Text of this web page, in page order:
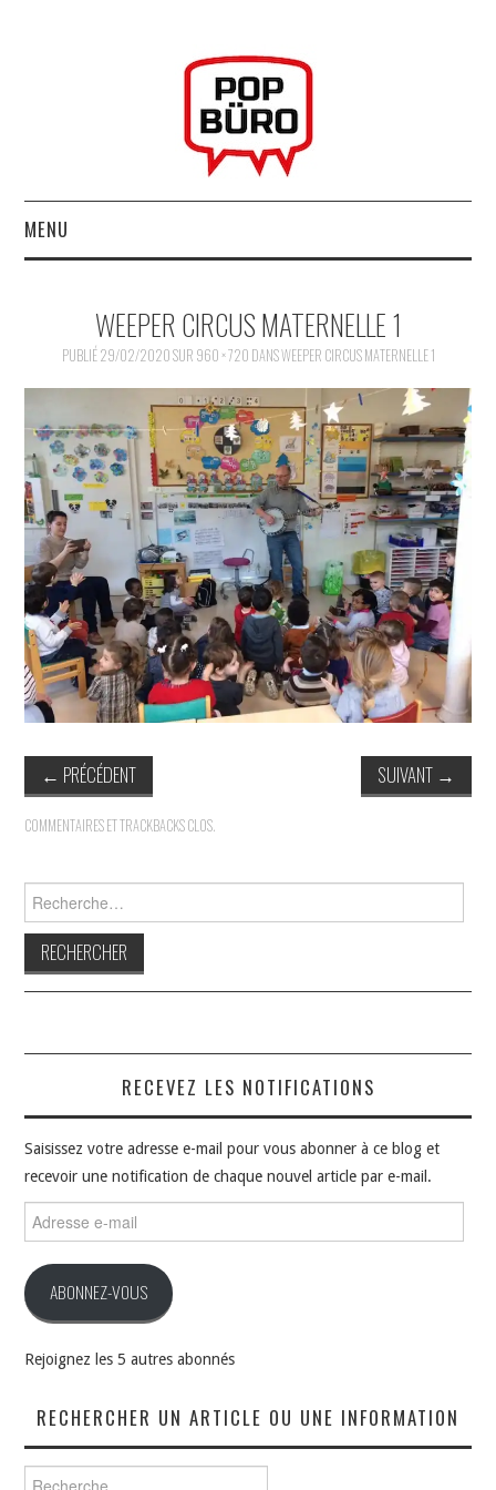
MENU
MUSIQUESACTUELLES.NET
GABBA GABBA HEY !
LES LABELS
INDÉPENDANTS
DOKO
WEEPER CIRCUS MATERNELLE 1
PUBLIÉ29/02/2020SUR 960 × 720 DANSWEEPER CIRCUS MATERNELLE 1
← PRÉCÉDENT SUIVANT →
COMMENTAIRES ET TRACKBACKS CLOS.
RECEVEZ LES NOTIFICATIONS
Saisissez votre adresse e-mail pour vous abonner à ce blog et
recevoir une notification de chaque nouvel article par e-mail.
e-
ABONNEZ-VOUS
Rejoignez les 5 autres abonnés
RECHERCHER UN ARTICLE OU UNE INFORMATION